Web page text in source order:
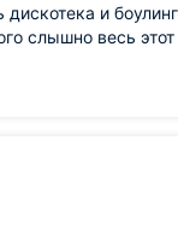
дискотека и
слышно весь